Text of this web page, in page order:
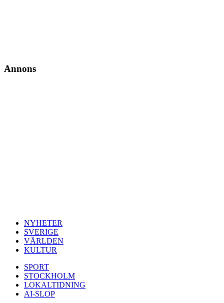
Annons
NYHETER
SVERIGE
VÄRLDEN
KULTUR
SPORT
STOCKHOLM
LOKALTIDNING
AI-SLOP